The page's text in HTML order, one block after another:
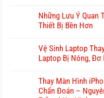
Những Lưu Ý Quan
Thiết Bị Bền Hơn
Vệ Sinh Laptop
Laptop Bị Nóng, Đơ
Thay Màn Hình
Chẩn Đoán –